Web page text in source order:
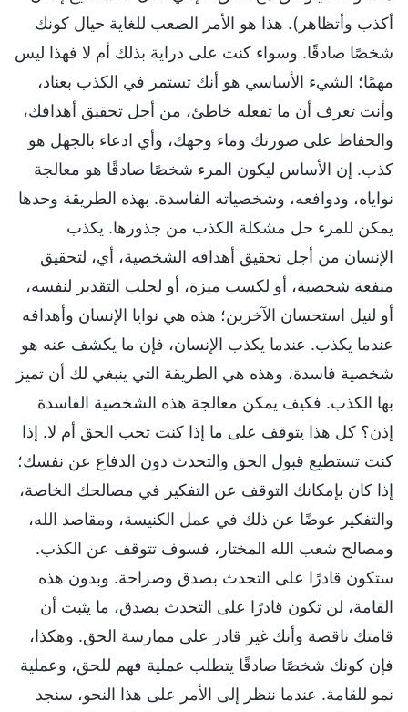
أكذب وأتظاهر). هذا هو الأمر الصعب للغاية حيال كونك
شخصًا صادقًا. وسواء كنت على دراية بذلك أم لا فهذا ليس
مهمًا؛ الشيء الأساسي هو أنك تستمر في الكذب بعناد،
وأنت تعرف أن ما تفعله خاطئ، من أجل تحقيق أهدافك،
والحفاظ على صورتك وماء وجهك، وأي ادعاء بالجهل هو
كذب. إن الأساس ليكون المرء شخصًا صادقًا هو معالجة
نواياه، ودوافعه، وشخصياته الفاسدة. بهذه الطريقة وحدها
يمكن للمرء حل مشكلة الكذب من جذورها. يكذب
الإنسان من أجل تحقيق أهدافه الشخصية، أي، لتحقيق
منفعة شخصية، أو لكسب ميزة، أو لجلب التقدير لنفسه،
أو لنيل استحسان الآخرين؛ هذه هي نوايا الإنسان وأهدافه
عندما يكذب. عندما يكذب الإنسان، فإن ما يكشف عنه هو
شخصية فاسدة، وهذه هي الطريقة التي ينبغي لك أن تميز
بها الكذب. فكيف يمكن معالجة هذه الشخصية الفاسدة
إذن؟ كل هذا يتوقف على ما إذا كنت تحب الحق أم لا. إذا
كنت تستطيع قبول الحق والتحدث دون الدفاع عن نفسك؛
إذا كان بإمكانك التوقف عن التفكير في مصالحك الخاصة،
والتفكير عوضًا عن ذلك في عمل الكنيسة، ومقاصد الله،
ومصالح شعب الله المختار، فسوف تتوقف عن الكذب.
ستكون قادرًا على التحدث بصدق وصراحة. وبدون هذه
القامة، لن تكون قادرًا على التحدث بصدق، ما يثبت أن
قامتك ناقصة وأنك غير قادر على ممارسة الحق. وهكذا،
فإن كونك شخصًا صادقًا يتطلب عملية فهم للحق، وعملية
نمو للقامة. عندما ننظر إلى الأمر على هذا النحو، سنجد